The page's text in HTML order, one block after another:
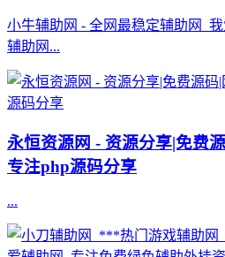
小牛辅助网 - 全网最稳定辅助网_
辅助网...
永恒资源网 - 资源分享|免费
专注php源码分享
...